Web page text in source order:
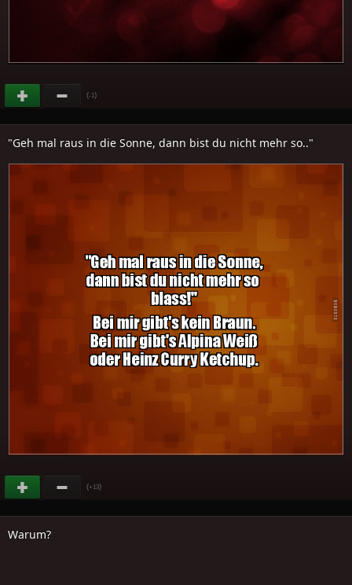
(-1)
"Geh mal raus in die Sonne, dann bist du nicht mehr so.."
(+13)
Warum?